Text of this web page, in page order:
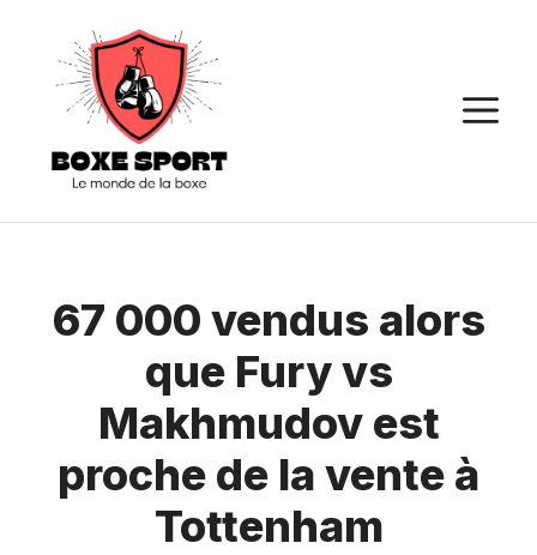
contenu
67 000 vendus alors
que Fury vs
Makhmudov est
proche de la vente à
Tottenham